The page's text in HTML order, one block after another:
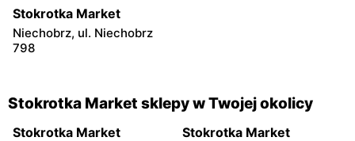
Stokrotka Market
Niechobrz, ul. Niechobrz
798
Stokrotka Market sklepy w Twojej okolicy
Stokrotka Market Stokrotka Market